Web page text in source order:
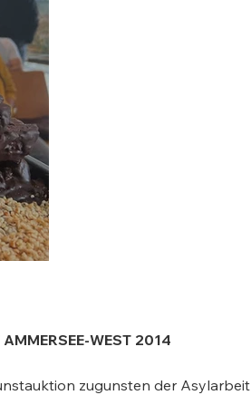
WEST 2014
zugunsten der Asylarbeit